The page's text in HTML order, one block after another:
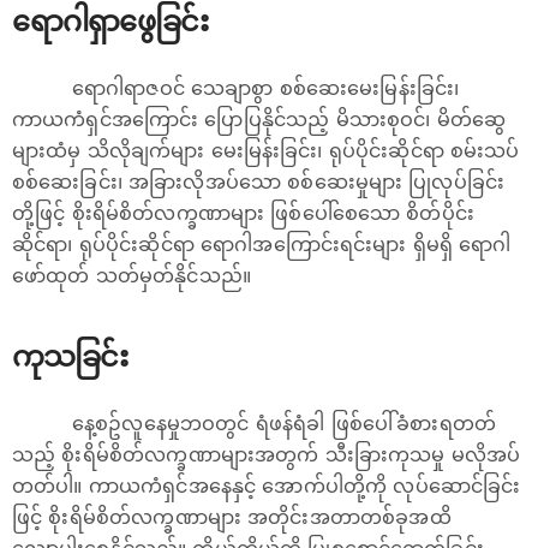
ရောဂါရှာဖွေခြင်း
ရောဂါရာဇဝင် သေချာစွာ စစ်ဆေးမေးမြန်းခြင်း၊
ကာယကံရှင်အကြောင်း ပြောပြနိုင်သည့် မိသားစုဝင်၊ မိတ်ဆွေ
များထံမှ သိလိုချက်များ မေးမြန်းခြင်း၊ ရုပ်ပိုင်းဆိုင်ရာ စမ်းသပ်
စစ်ဆေးခြင်း၊ အခြားလိုအပ်သော စစ်ဆေးမှုများ ပြုလုပ်ခြင်း
တို့ဖြင့် စိုးရိမ်စိတ်လက္ခဏာများ ဖြစ်ပေါ်စေသော စိတ်ပိုင်း
ဆိုင်ရာ၊ ရုပ်ပိုင်းဆိုင်ရာ ရောဂါအကြောင်းရင်းများ ရှိမရှိ ရောဂါ
ဖော်ထုတ် သတ်မှတ်နိုင်သည်။
ကုသခြင်း
နေ့စဥ်လူနေမှုဘဝတွင် ရံဖန်ရံခါ ဖြစ်ပေါ်ခံစားရတတ်
သည့် စိုးရိမ်စိတ်လက္ခဏာများအတွက် သီးခြားကုသမှု မလိုအပ်
တတ်ပါ။ ကာယကံရှင်အနေနှင့် အောက်ပါတို့ကို လုပ်ဆောင်ခြင်း
ဖြင့် စိုးရိမ်စိတ်လက္ခဏာများ အတိုင်းအတာတစ်ခုအထိ